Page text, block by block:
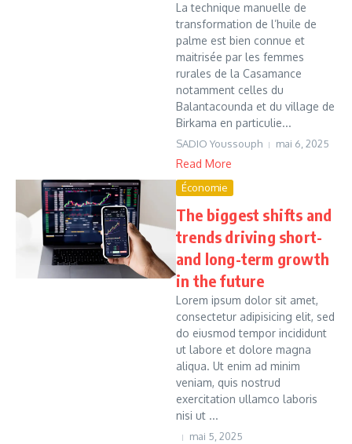
La technique manuelle de
transformation de l’huile de
palme est bien connue et
maitrisée par les femmes
rurales de la Casamance
notamment celles du
Balantacounda et du village de
Birkama en particulie...
SADIO Youssouph mai 6, 2025
Read More
Économie
The biggest shifts and
trends driving short-
and long-term growth
in the future
Lorem ipsum dolor sit amet,
consectetur adipisicing elit, sed
do eiusmod tempor incididunt
ut labore et dolore magna
aliqua. Ut enim ad minim
veniam, quis nostrud
exercitation ullamco laboris
nisi ut ...
mai 5, 2025